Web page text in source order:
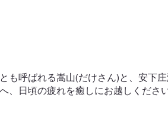
とも呼ばれる嵩山(だけさん)と、安下
へ、日頃の疲れを癒しにお越しくださ